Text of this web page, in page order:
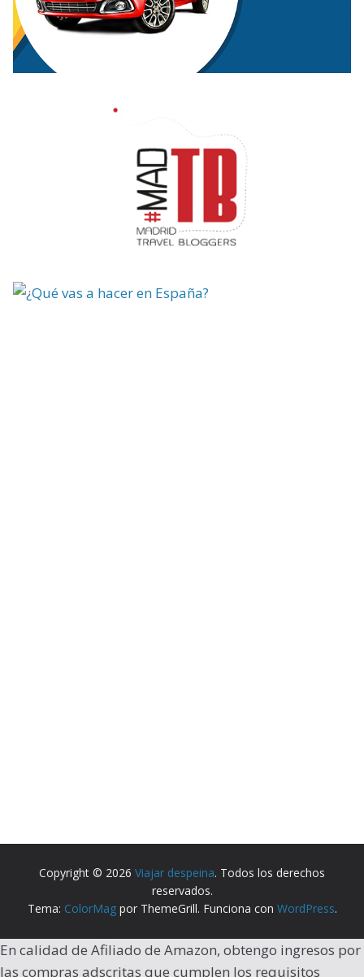
Copyright © 2026 Viajar despeina. Todos los derechos
reservados.
Tema: ColorMagpor ThemeGrill. Funciona con WordPress.
En calidad de Afiliado de Amazon, obtengo ingresos por
las compras adscritas que cumplen los requisitos